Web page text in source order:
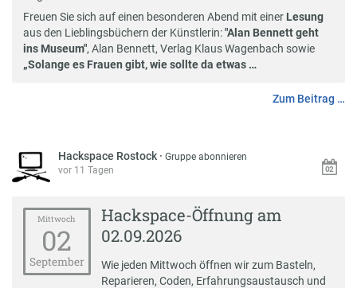
Freuen Sie sich auf einen besonderen Abend mit einer Lesung
aus den Lieblingsbüchern der Künstlerin:"Alan Bennett geht
ins Museum", Alan Bennett, Verlag Klaus Wagenbach sowie
„Solange es Frauen gibt, wie sollte da etwas …
Zum Beitrag …
Hackspace Rostock ·Gruppe abonnieren
vor 11 Tagen
Mittwoch
02
September
Hackspace-Öffnung am
02.09.2026
Wie jeden Mittwoch öffnen wir zum Basteln,
Reparieren, Coden, Erfahrungsaustausch und